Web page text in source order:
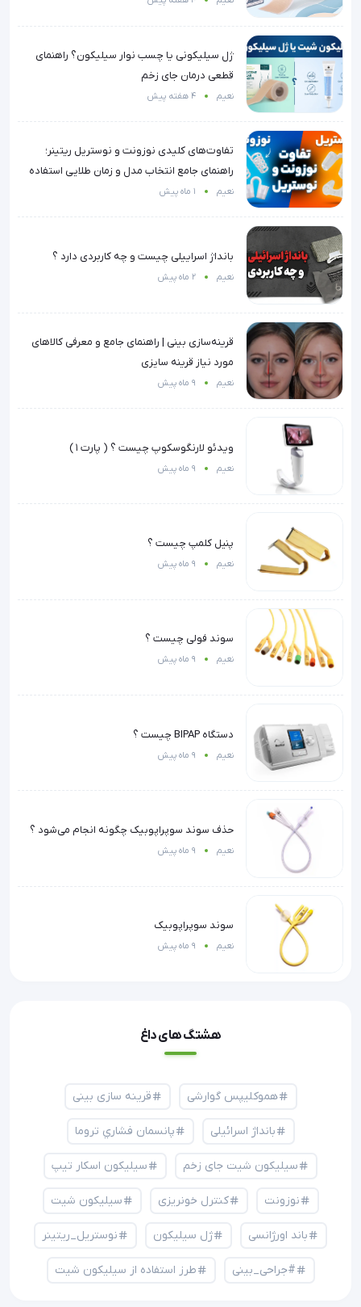
ژل سیلیکونی یا چسب نوار سیلیکون؟ راهنمای
قطعی درمان جای زخم
نعیم 4 هفته پیش
تفاوت‌های کلیدی نوزونت و نوستریل ریتینر؛
راهنمای جامع انتخاب مدل و زمان طلایی استفاده
نعیم 1 ماه پیش
بانداژ اسراییلی چیست و چه کاربردی دارد ؟
نعیم 2 ماه پیش
قرینه‌سازی بینی | راهنمای جامع و معرفی کالاهای
مورد نیاز قرینه سایزی
نعیم 9 ماه پیش
ویدئو لارنگوسکوپ چیست ؟ ( پارت ۱ )
نعیم 9 ماه پیش
پنیل کلمپ چیست ؟
نعیم 9 ماه پیش
سوند فولی چیست ؟
نعیم 9 ماه پیش
دستگاه BIPAP چیست ؟
نعیم 9 ماه پیش
حذف سوند سوپراپوبیک چگونه انجام می‌شود ؟
نعیم 9 ماه پیش
سوند سوپراپوبیک
نعیم 9 ماه پیش
هشتگ های داغ
هموکلیپس گوارشی قرینه سازی بینی
بانداژ اسرائیلی پانسمان فشاري تروما
سیلیکون شیت جای زخم سیلیکون اسکار تیپ
نوزونت کنترل خونریزی سیلیکون شیت
باند اورژانسی ژل سیلیکون نوستریل_ریتینر
#جراحی_بینی طرز استفاده از سیلیکون شیت